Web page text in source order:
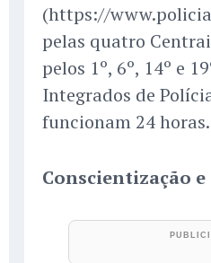
(https://
pelas quatro
pelos 1º, 6º, 14º e
Integrados de
funcionam 24 horas.
Conscientização